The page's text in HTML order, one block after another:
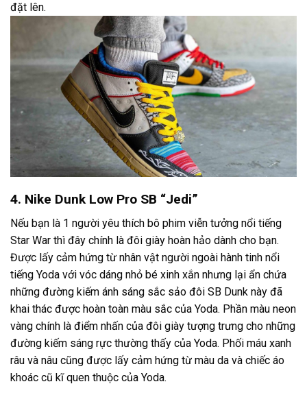
đặt lên.
4. Nike Dunk Low Pro SB “Jedi”
Nếu bạn là 1 người yêu thích bô phim viễn tưởng nổi tiếng
Star War thì đây chính là đôi giày hoàn hảo dành cho bạn.
Được lấy cảm hứng từ nhân vật người ngoài hành tinh nổi
tiếng Yoda với vóc dáng nhỏ bé xinh xắn nhưng lại ẩn chứa
những đường kiếm ánh sáng sắc sảo đôi SB Dunk này đã
khai thác được hoàn toàn màu sắc của Yoda. Phần màu neon
vàng chính là điểm nhấn của đôi giày tượng trưng cho những
đường kiếm sáng rực thường thấy của Yoda. Phối máu xanh
râu và nâu cũng được lấy cảm hứng từ màu da và chiếc áo
khoác cũ kĩ quen thuộc của Yoda.